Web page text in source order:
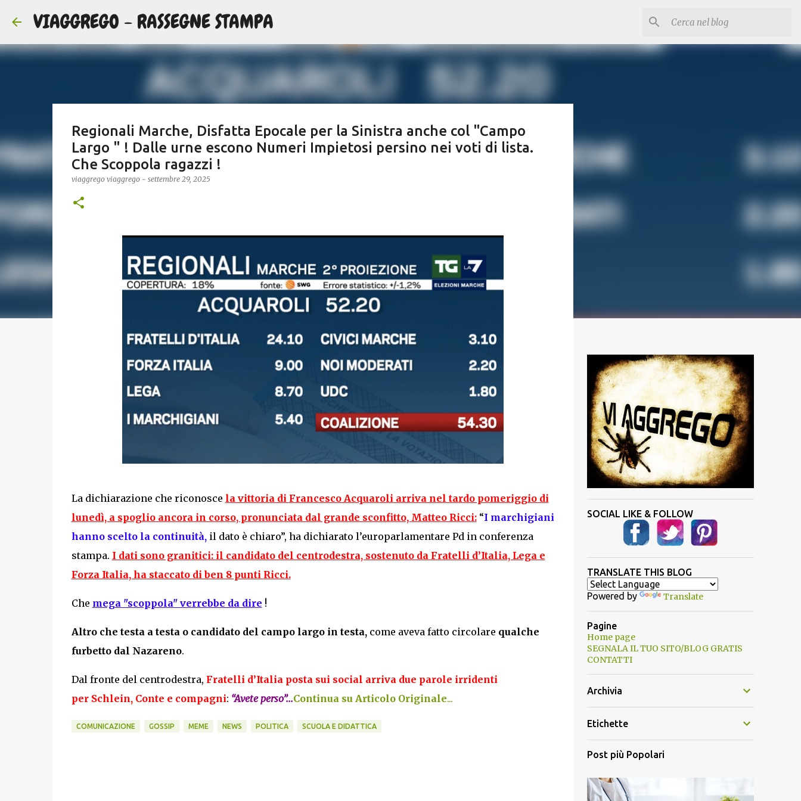
VIAGGREGO - RASSEGNE STAMPA
Regionali Marche, Disfatta Epocale per la Sinistra anche col "Campo
Largo " ! Dalle urne escono Numeri Impietosi persino nei voti di lista.
Che Scoppola ragazzi !
viaggrego viaggrego - settembre 29, 2025
La dichiarazione che riconosce la vittoria di Francesco Acquaroli arriva nel tardo pomeriggio di
lunedì, a spoglio ancora in corso, pronunciata dal grande sconfitto, Matteo Ricci:“I marchigiani
hanno scelto la continuità,il dato è chiaro”, ha dichiarato l’europarlamentare Pd in conferenza
stampa. I dati sono granitici: il candidato del centrodestra, sostenuto da Fratelli d’Italia, Lega e
Forza Italia, ha staccato di ben 8 punti Ricci.
Che mega "scoppola" verrebbe da dire !
Altro che testa a testa o candidato del campo largo in testa,come aveva fatto circolare qualche
furbetto dal Nazareno.
Dal fronte del centrodestra, Fratelli d’Italia posta sui social arriva due parole irridenti
perSchlein, Conte e compagni: “Avete perso”...Continua su Articolo Originale...
COMUNICAZIONE GOSSIP MEME NEWS POLITICA SCUOLA E DIDATTICA
SOCIAL LIKE & FOLLOW
TRANSLATE THIS BLOG
Powered by Translate
Pagine
Home page
SEGNALA IL TUO SITO/BLOG GRATIS
CONTATTI
Archivia
Etichette
Post più Popolari